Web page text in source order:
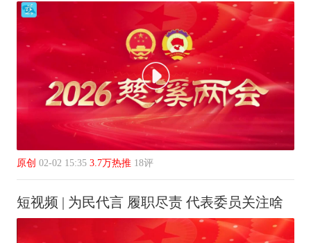
原创 02-02 15:35 3.7万热推 18评
短视频 | 为民代言 履职尽责 代表委员关注啥